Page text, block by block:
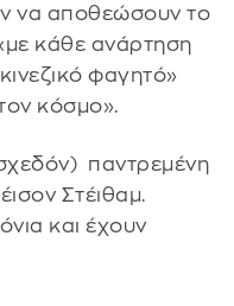
να αποθεώσουν το
κάθε ανάρτηση
φαγητό»
κόσμο».
παντρεμένη
Στέιθαμ.
και έχουν